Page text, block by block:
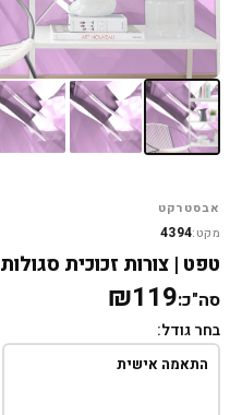
אבסטרקט
מקט:4394
טפט | צורות זכוכית סגולות
סה"כ:₪119
בחר גודל:
התאמה אישית